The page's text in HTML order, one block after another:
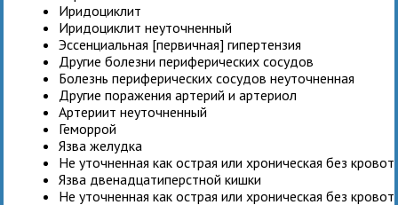
Иридоциклит
Иридоциклит неуточненный
Эссенциальная [первичная] гипертензия
Другие болезни периферических сосудов
Болезнь периферических сосудов неуточненная
Другие поражения артерий и артериол
Артериит неуточненный
Геморрой
Язва желудка
Не уточненная как острая или хроническая без
Язва двенадцатиперстной кишки
Не уточненная как острая или хроническая без